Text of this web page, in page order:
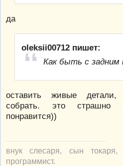
да
oleksii00712 пишет:
Как быть с задним
оставить живые детали,
собрать. это страшно
понравится))
внук слесаря, сын
программист.